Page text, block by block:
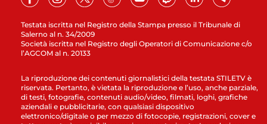
Testata iscritta nel Registro della Stampa presso il Tribunale di
Salerno al n. 34/2009
Società iscritta nel Registro degli Operatori di Comunicazione c/o
l’AGCOM al n. 20133
La riproduzione dei contenuti giornalistici della testata STILETV è
riservata. Pertanto, è vietata la riproduzione e l’uso, anche parziale,
di testi, fotografie, contenuti audio/video, filmati, loghi, grafiche
aziendali e pubblicitarie, con qualsiasi dispositivo
elettronico/digitale o per mezzo di fotocopie, registrazioni, cover e